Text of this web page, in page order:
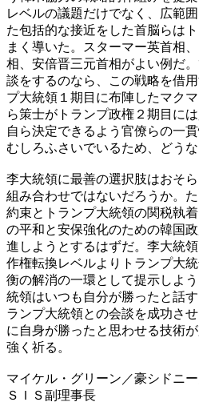
レベルの議題だけでなく、広範
た包括的な接近をした首脳らは
まく導いた。スターマー英首相
相、安倍晋三元首相がよい例だ
談をするのなら、この戦略を借
プ大統領１期目に布陣したマク
ら策士がトランプ政権２期目に
自ら決定できるよう官僚らの一
むしろふさいでいるため、どうな
李大統領に最善の選択肢はおそ
組み合わせではないだろうか。
約束とトランプ大統領の関税執
の平和と安保強化のための韓国
進しようとするはずだ。李大統
作権転換レベルよりトランプ大
衡の解消の一環として提示しよ
統領はいつも自分が勝ったと話
ランプ大統領との会談を成功さ
に自身が勝ったと思わせる技術
強く祈る。
マイケル・グリーン／豪シドニ
ＳＩＳ副理事長